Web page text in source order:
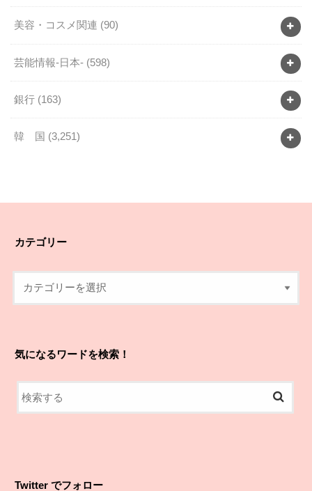
美容・コスメ関連 (90)
芸能情報-日本- (598)
銀行 (163)
韓 国 (3,251)
カテゴリー
気になるワードを検索！
Twitter でフォロー